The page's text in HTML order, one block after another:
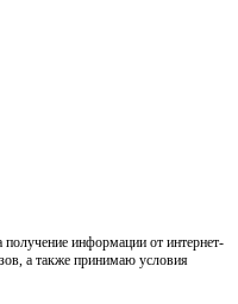
информации от интернет-
а также принимаю условия